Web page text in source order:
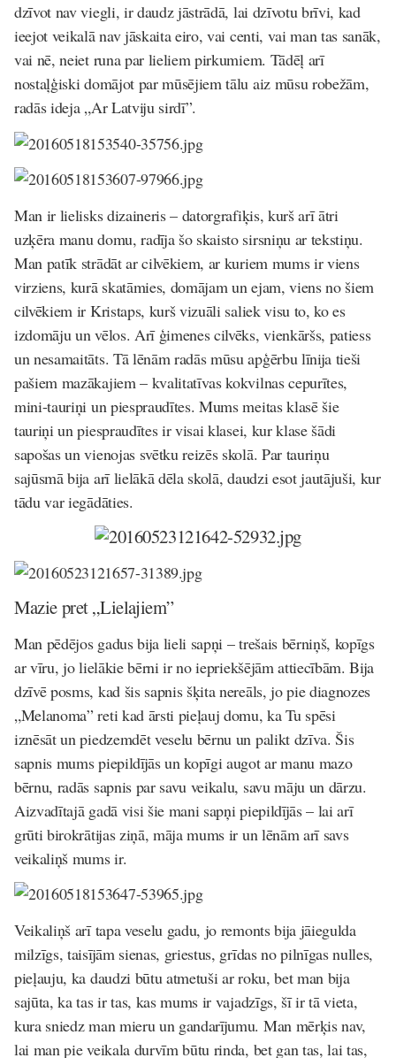
dzīvot nav viegli, ir daudz jāstrādā, lai dzīvotu brīvi, kad
ieejot veikalā nav jāskaita eiro, vai centi, vai man tas sanāk,
vai nē, neiet runa par lieliem pirkumiem. Tādēļ arī
nostaļģiski domājot par mūsējiem tālu aiz mūsu robežām,
radās ideja „Ar Latviju sirdī”.
Man ir lielisks dizaineris – datorgrafiķis, kurš arī ātri
uzķēra manu domu, radīja šo skaisto sirsniņu ar tekstiņu.
Man patīk strādāt ar cilvēkiem, ar kuriem mums ir viens
virziens, kurā skatāmies, domājam un ejam, viens no šiem
cilvēkiem ir Kristaps, kurš vizuāli saliek visu to, ko es
izdomāju un vēlos. Arī ģimenes cilvēks, vienkāršs, patiess
un nesamaitāts. Tā lēnām radās mūsu apģērbu līnija tieši
pašiem mazākajiem – kvalitatīvas kokvilnas cepurītes,
mini-tauriņi un piespraudītes. Mums meitas klasē šie
tauriņi un piespraudītes ir visai klasei, kur klase šādi
sapošas un vienojas svētku reizēs skolā. Par tauriņu
sajūsmā bija arī lielākā dēla skolā, daudzi esot jautājuši, kur
tādu var iegādāties.
Mazie pret „Lielajiem”
Man pēdējos gadus bija lieli sapņi – trešais bērniņš, kopīgs
ar vīru, jo lielākie bērni ir no iepriekšējām attiecībām. Bija
dzīvē posms, kad šis sapnis šķita nereāls, jo pie diagnozes
„Melanoma” reti kad ārsti pieļauj domu, ka Tu spēsi
iznēsāt un piedzemdēt veselu bērnu un palikt dzīva. Šis
sapnis mums piepildījās un kopīgi augot ar manu mazo
bērnu, radās sapnis par savu veikalu, savu māju un dārzu.
Aizvadītajā gadā visi šie mani sapņi piepildījās – lai arī
grūti birokrātijas ziņā, māja mums ir un lēnām arī savs
veikaliņš mums ir.
Veikaliņš arī tapa veselu gadu, jo remonts bija jāiegulda
milzīgs, taisījām sienas, griestus, grīdas no pilnīgas nulles,
pieļauju, ka daudzi būtu atmetuši ar roku, bet man bija
sajūta, ka tas ir tas, kas mums ir vajadzīgs, šī ir tā vieta,
kura sniedz man mieru un gandarījumu. Man mērķis nav,
lai man pie veikala durvīm būtu rinda, bet gan tas, lai tas,